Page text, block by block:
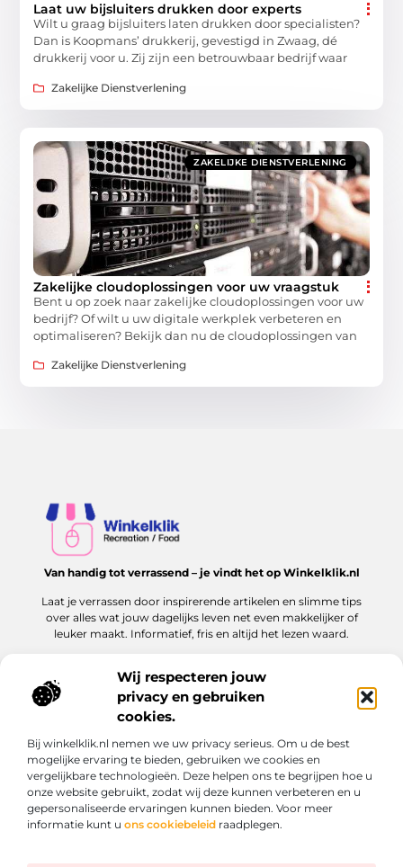
Wij respecteren jouw
privacy en gebruiken
cookies.
Bij winkelklik.nl nemen we uw privacy serieus. Om u de best
mogelijke ervaring te bieden, gebruiken we cookies en
vergelijkbare technologieën. Deze helpen ons te begrijpen hoe u
onze website gebruikt, zodat wij deze kunnen verbeteren en u
gepersonaliseerde ervaringen kunnen bieden. Voor meer
informatie kunt u ons cookiebeleid raadplegen.
Laat uw bijsluiters drukken door experts
Wilt u graag bijsluiters laten drukken door specialisten?
Dan is Koopmans’ drukkerij, gevestigd in Zwaag, dé
drukkerij voor u. Zij zijn een betrouwbaar bedrijf waar
Zakelijke Dienstverlening
ZAKELIJKE DIENSTVERLENING
Zakelijke cloudoplossingen voor uw vraagstuk
Bent u op zoek naar zakelijke cloudoplossingen voor uw
bedrijf? Of wilt u uw digitale werkplek verbeteren en
optimaliseren? Bekijk dan nu de cloudoplossingen van
Zakelijke Dienstverlening
Van handig tot verrassend – je vindt het op Winkelklik.nl
Laat je verrassen door inspirerende artikelen en slimme tips
over alles wat jouw dagelijks leven net even makkelijker of
leuker maakt. Informatief, fris en altijd het lezen waard.
Onze informatie
Bericht categorie